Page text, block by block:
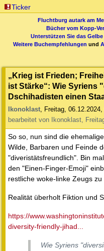
Ticker
Fluchtburg autark am
Bücher vom Kopp-
Unterstützen Sie das
Weitere Buchempfehlungen und
„Krieg ist Frieden;
ist Stärke“: Wie Syriens
Dschihadisten einen
Ikonoklast, Freitag,
bearbeitet von Ikonoklast,
So so, nun sind die
Wilde, Barbaren und Feinde
"diveristätsfreundlich". Bin
den "Einen-Finger-Emoji"
restliche woke-linke Zeugs zu
Realität überholt Fiktion und
https://
diversity-friendly-jihad...
Wie Syriens